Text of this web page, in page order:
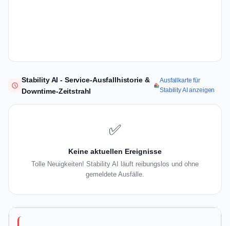
Stability AI - Service-Ausfallhistorie &
Downtime-Zeitstrahl
Ausfallkarte für
Stability AI anzeigen
✅
Keine aktuellen Ereignisse
Tolle Neuigkeiten! Stability AI läuft reibungslos und ohne
gemeldete Ausfälle.